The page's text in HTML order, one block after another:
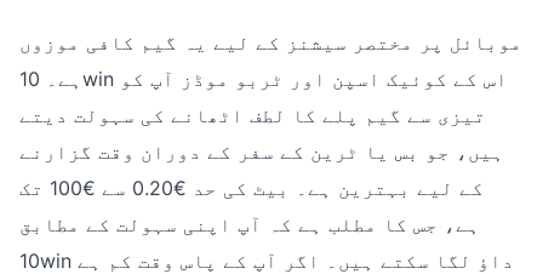
موبائل پر مختصر سیشنز کے لیے یہ گیم کافی موزوں
ہے۔ 10win اس کے کوئیک اسپن اور ٹربو موڈز آپ کو
تیزی سے گیم پلے کا لطف اٹھانے کی سہولت دیتے
ہیں، جو بس یا ٹرین کے سفر کے دوران وقت گزارنے
کے لیے بہترین ہے۔ بیٹ کی حد €0.20 سے €100 تک
ہے، جس کا مطلب ہے کہ آپ اپنی سہولت کے مطابق
10win داؤ لگا سکتے ہیں۔ اگر آپ کے پاس وقت کم ہے